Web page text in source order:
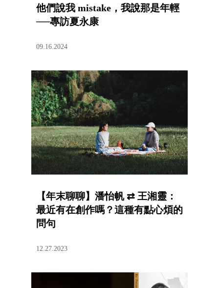
他們說我 mistake，我說那是年輕
──專訪夏永康
09.16.2024
【年末聊聊】潘怡帆 ⇄ 王湘靈：
最近有在創作嗎？這種有點心煩的
問句
12.27.2023